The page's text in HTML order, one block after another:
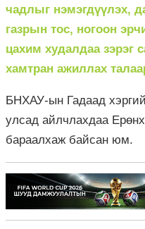
чадлыг нэмэгдүүлэх,
газрын тос, ногоон
цахим худалдаа зэрэг
хамтран ажиллах
БНХАУ-ын Гадаад
улсад айлчлахдаа
бараалхаж байсан юм.